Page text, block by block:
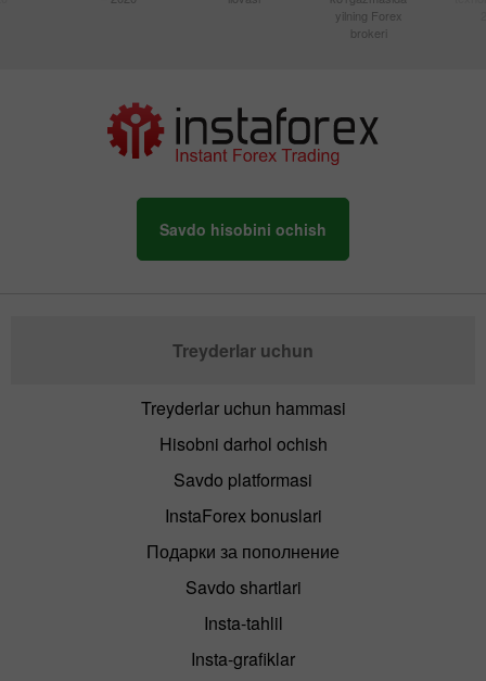
yilning Forex
brokeri
Savdo hisobini ochish
Treyderlar uchun
Treyderlar uchun hammasi
Hisobni darhol ochish
Savdo platformasi
InstaForex bonuslari
Подарки за пополнение
Savdo shartlari
Insta-tahlil
Insta-grafiklar